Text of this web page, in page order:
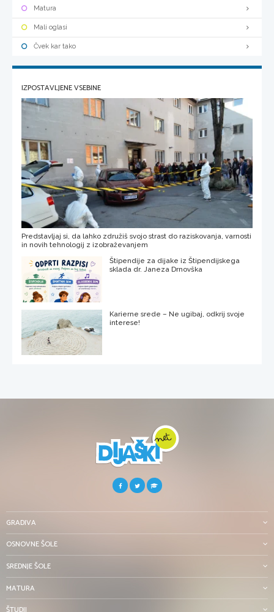
Matura
Mali oglasi
Čvek kar tako
IZPOSTAVLJENE VSEBINE
Predstavljaj si, da lahko združiš svojo strast do raziskovanja, varnosti
in novih tehnologij z izobraževanjem
Štipendije za dijake iz Štipendijskega
sklada dr. Janeza Drnovška
Karierne srede – Ne ugibaj, odkrij svoje
interese!
GRADIVA
OSNOVNE ŠOLE
SREDNJE ŠOLE
MATURA